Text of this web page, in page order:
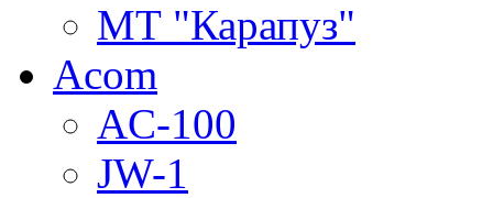
МТ "Карапуз"
Acom
AC-100
JW-1